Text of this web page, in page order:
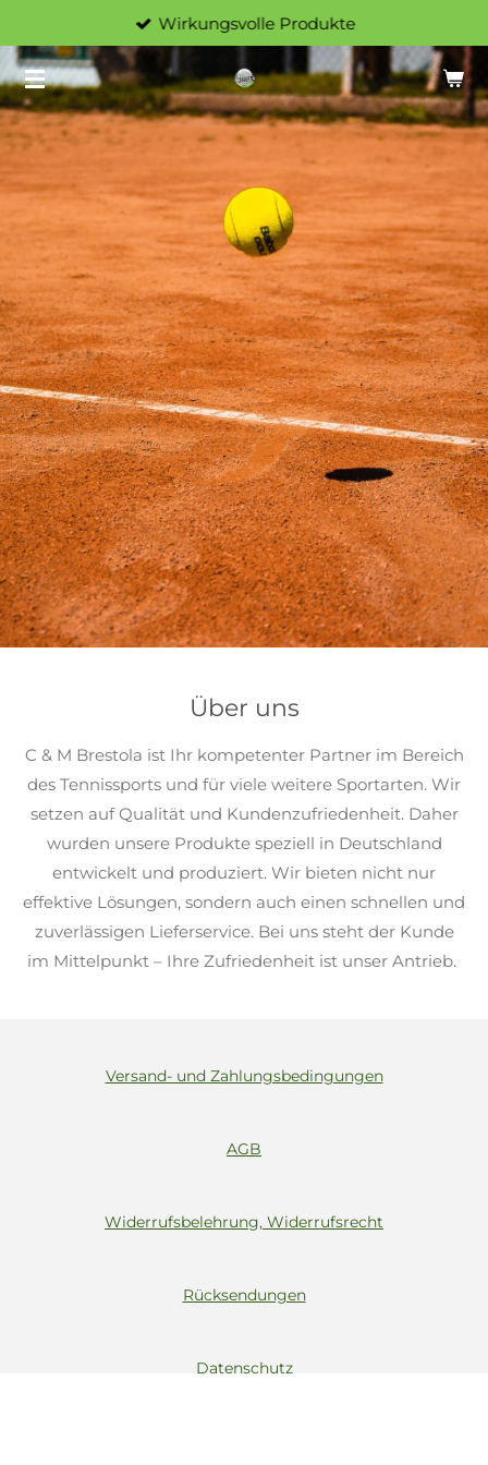
Hauptinhalt
springen
Wirkungsvolle Produkte
Über uns
C & M Brestola ist Ihr kompetenter Partner im Bereich
des Tennissports und für viele weitere Sportarten. Wir
setzen auf Qualität und Kundenzufriedenheit. Daher
wurden unsere Produkte speziell in Deutschland
entwickelt und produziert. Wir bieten nicht nur
effektive Lösungen, sondern auch einen schnellen und
zuverlässigen Lieferservice. Bei uns steht der Kunde
im Mittelpunkt – Ihre Zufriedenheit ist unser Antrieb.
Versand- und Zahlungsbedingungen
AGB
Widerrufsbelehrung, Widerrufsrecht
Rücksendungen
Datenschutz